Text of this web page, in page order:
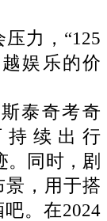
力，“125
娱乐的价
斯泰奇考奇
持续出行
。同时，剧
，用于搭
。在2024